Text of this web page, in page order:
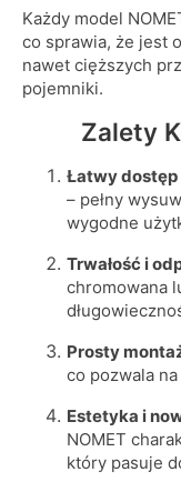
Każdy model
co sprawia, że jest
nawet cięższych
pojemniki.
Zalety
Łatwy
– pełny
wygodne
Trwałość i
chromowana
Prosty
co pozwala
Estetyka i
NOMET
który pasuje